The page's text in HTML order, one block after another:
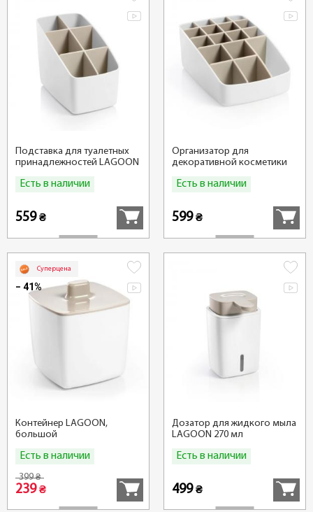
Подставка для туалетных
принадлежностей LAGOON
Есть в наличии
559₴
Организатор для
декоративной косметики
Есть в наличии
599₴
Суперцена
− 41%
Контейнер LAGOON,
большой
Есть в наличии
399₴
239₴
Дозатор для жидкого мыла
LAGOON 270 мл
Есть в наличии
499₴